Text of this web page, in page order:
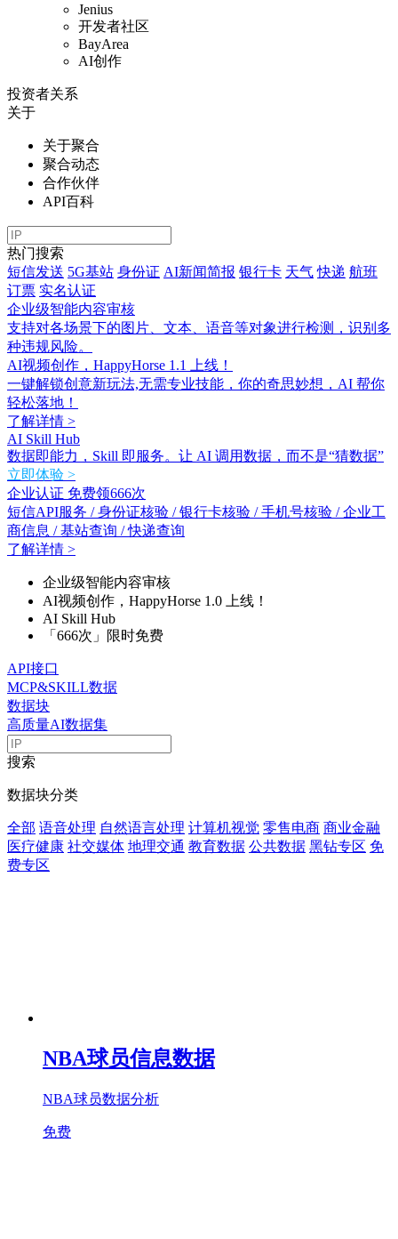
Jenius
开发者社区
BayArea
AI创作
投资者关系
关于
关于聚合
聚合动态
合作伙伴
API百科
热门搜索
短信发送 5G基站 身份证 AI新闻简报 银行卡 天气 快递 航班
订票 实名认证
企业级智能内容审核
支持对各场景下的图片、文本、语音等对象进行检测，识别多
种违规风险。
AI视频创作，HappyHorse 1.1 上线！
一键解锁创意新玩法,无需专业技能，你的奇思妙想，AI 帮你
轻松落地！
了解详情 >
AI Skill Hub
数据即能力，Skill 即服务。让 AI 调用数据，而不是“猜数据”
立即体验 >
企业认证 免费领666次
短信API服务 / 身份证核验 / 银行卡核验 / 手机号核验 / 企业工
商信息 / 基站查询 / 快递查询
了解详情 >
企业级智能内容审核
AI视频创作，HappyHorse 1.0 上线！
AI Skill Hub
「666次」限时免费
API接口
MCP&SKILL数据
数据块
高质量AI数据集
搜索
数据块分类
全部 语音处理 自然语言处理 计算机视觉 零售电商 商业金融
医疗健康 社交媒体 地理交通 教育数据 公共数据 黑钻专区 免
费专区
NBA球员信息数据
NBA球员数据分析
免费